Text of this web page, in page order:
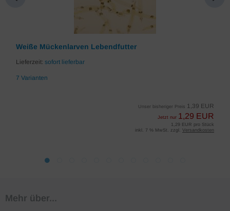
Weiße Mückenlarven Lebendfutter
Lieferzeit: sofort lieferbar
7 Varianten
Unser bisheriger Preis 1,39 EUR
Jetzt nur 1,29 EUR
1,29 EUR pro Stück
inkl. 7 % MwSt. zzgl. Versandkosten
Mehr über...